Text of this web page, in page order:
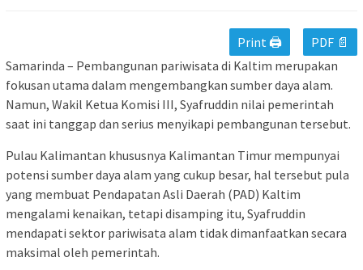
Print 🖨
PDF 📄
Samarinda – Pembangunan pariwisata di Kaltim merupakan
fokusan utama dalam mengembangkan sumber daya alam.
Namun, Wakil Ketua Komisi III, Syafruddin nilai pemerintah
saat ini tanggap dan serius menyikapi pembangunan tersebut.
Pulau Kalimantan khususnya Kalimantan Timur mempunyai
potensi sumber daya alam yang cukup besar, hal tersebut pula
yang membuat Pendapatan Asli Daerah (PAD) Kaltim
mengalami kenaikan, tetapi disamping itu, Syafruddin
mendapati sektor pariwisata alam tidak dimanfaatkan secara
maksimal oleh pemerintah.